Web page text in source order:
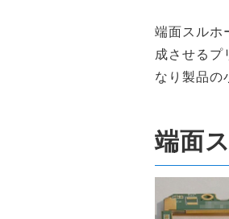
端面スルホ
成させるプ
なり製品の
端面